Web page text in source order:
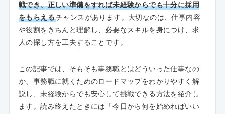
戦でき、正しい準備をすれば未経験からでも十分に採用
をもらえるチャンスがあります。大切なのは、仕事内容
や役割をきちんと理解し、必要なスキルを身につけ、求
人の探し方を工夫することです。
この記事では、そもそも事務職とはどういった仕事なの
か、事務職に就くためのロードマップをわかりやすく解
説し、未経験からでも安心して挑戦できる方法を紹介し
ます。読み終えたときには「今日から何を始めればいい